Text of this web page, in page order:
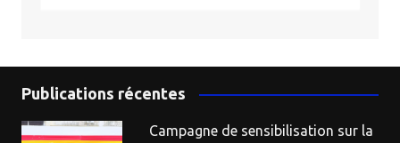
Publications récentes
Campagne de sensibilisation sur la